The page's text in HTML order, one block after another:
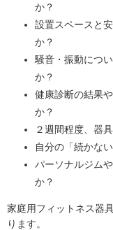
か？
設置スペースと
か？
騒音・振動につ
か？
健康診断の結果
か？
２週間程度、器
自分の「続かな
パーソナルジム
か？
家庭用フィットネス器
ります。